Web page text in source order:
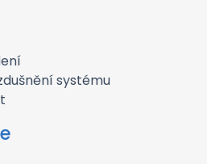
systému